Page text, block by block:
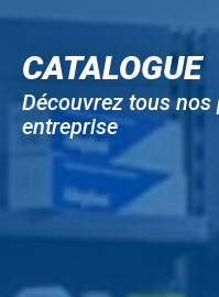
CATALOGUE
Découvrez tous
entreprise